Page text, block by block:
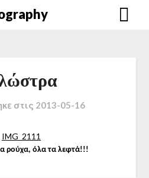
στις 2013-05-16
ρούχα, όλα τα λεφτά!!!